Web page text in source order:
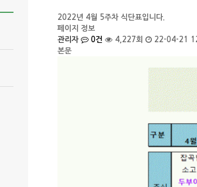
2022년 4월 5주차 식단표입니다.
페이지 정보
관리자
0건 4,227회
22-04-21
본문